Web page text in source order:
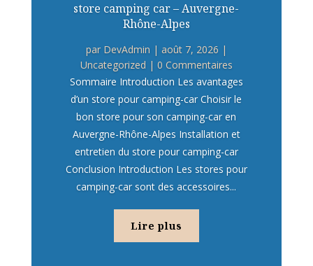
store camping car – Auvergne-
Rhône-Alpes
par DevAdmin | août 7, 2026 |
Uncategorized | 0 Commentaires
Sommaire Introduction Les avantages
d’un store pour camping-car Choisir le
bon store pour son camping-car en
Auvergne-Rhône-Alpes Installation et
entretien du store pour camping-car
Conclusion Introduction Les stores pour
camping-car sont des accessoires...
Lire plus